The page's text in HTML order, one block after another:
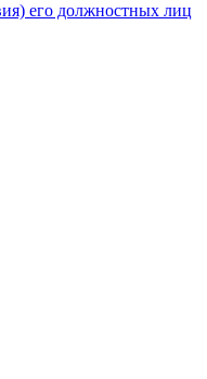
его должностных лиц